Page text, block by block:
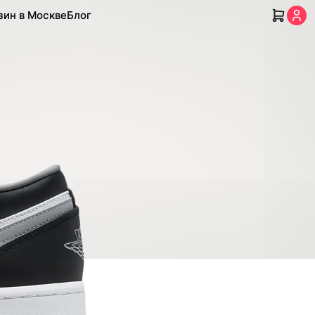
в МосквеБлог